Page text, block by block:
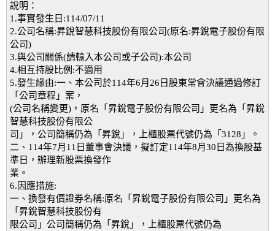
說明：
1.事實發生日:114/07/11
2.公司名稱:昇銳智慧科技股份有限公司(原名:昇銳電子股份有限
公司)
3.與公司關係(請輸入本公司或子公司):本公司
4.相互持股比例:不適用
5.發生緣由:一、本公司於114年6月26日股東常會決議通過修訂
「公司章程」案，
(公司名稱變更)，原名「昇銳電子股份有限公司」更名為「昇銳
智慧科技股份有限公
司」，公司簡稱仍為「昇銳」，上櫃股票代號仍為「3128」。
二、114年7月11日董事會決議，擬訂定114年8月30日為換股基
準日，辦理新股票換發作
業。
6.因應措施:
一、換發有價證券名稱:原名「昇銳電子股份有限公司」更名為
「昇銳智慧科技股份有
限公司」公司簡稱仍為「昇銳」，上櫃股票代號仍為